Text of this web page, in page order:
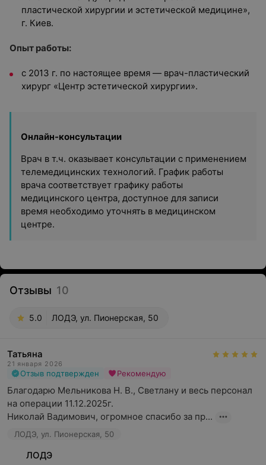
пластической хирургии и эстетической медицине»,
г. Киев.
Опыт работы:
с 2013 г. по настоящее время — врач-пластический
хирург «Центр эстетической хирургии».
Онлайн-консультации
Врач в т.ч. оказывает консультации с применением
телемедицинских технологий. График работы
врача соответствует графику работы
медицинского центра, доступное для записи
время необходимо уточнять в медицинском
центре.
Отзывы 10
5.0 ЛОДЭ, ул. Пионерская, 50
Татьяна
21 января 2026
Отзыв подтвержден Рекомендую
Благодарю Мельникова Н. В., Светлану и весь персонал
на операции 11.12.2025г.
Николай Вадимович, огромное спасибо за пр...
ЛОДЭ, ул. Пионерская, 50
ЛОДЭ